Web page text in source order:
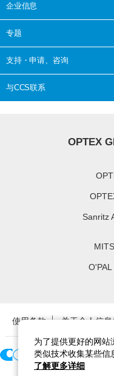
企业信息
专题
支持・申请、咨询
与CCS联系
OPTEX
Sanritz
O'PAL
使用条款 关于个人信息
为了提供更好的网站
类似技术收集某些信
了解更多详细